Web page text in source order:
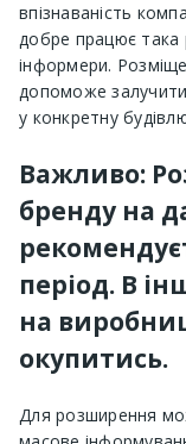
впізнаваність
добре працює така
інформери.
допоможе залучити
у конкретну
Важливо:
бренду на
період. В
на
окупитись.
Для розширення